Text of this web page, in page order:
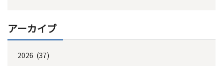
アーカイブ
2026 (37)